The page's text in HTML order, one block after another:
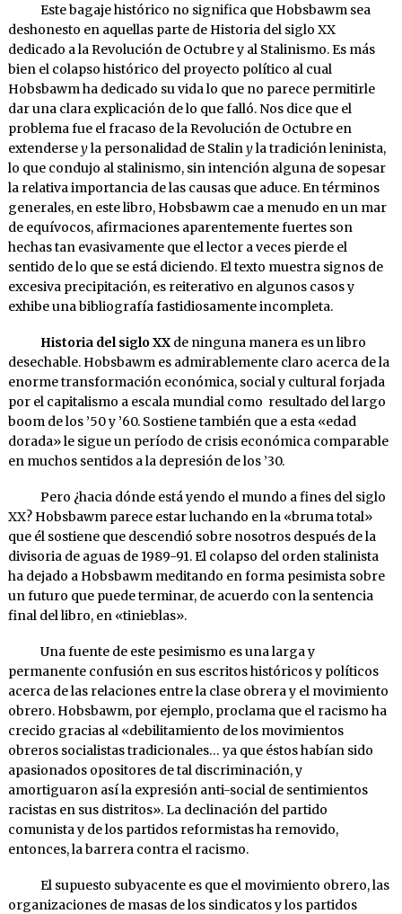
Este bagaje histórico no significa que Hobsbawm sea
deshonesto en aquellas parte de Historia del siglo XX
dedicado a la Revolución de Octubre y al Stalinismo. Es más
bien el colapso histórico del proyecto político al cual
Hobsbawm ha dedicado su vida lo que no parece permitirle
dar una clara explicación de lo que falló. Nos dice que el
problema fue el fracaso de la Revolución de Octubre en
extenderseyla personalidad de Stalinyla tradición leninista,
lo que condujo al stalinismo, sin intención alguna de sopesar
la relativa importancia de las causas que aduce. En términos
generales, en este libro, Hobsbawm cae a menudo en un mar
de equívocos, afirmaciones aparentemente fuertes son
hechas tan evasivamente que el lector a veces pierde el
sentido de lo que se está diciendo. El texto muestra signos de
excesiva precipitación, es reiterativo en algunos casos y
exhibe una bibliografía fastidiosamente incompleta.
Historia del siglo XXde ninguna manera es un libro
desechable. Hobsbawm es admirablemente claro acerca de la
enorme transformación económica, social y cultural forjada
por el capitalismo a escala mundial como resultado del largo
boom de los ’50 y ’60. Sostiene también que a esta «edad
dorada» le sigue un período de crisis económica comparable
en muchos sentidos a la depresión de los ’30.
Pero ¿hacia dónde está yendo el mundo a fines del siglo
XX? Hobsbawm parece estar luchando en la «bruma total»
que él sostiene que descendió sobre nosotros después de la
divisoria de aguas de 1989-91. El colapso del orden stalinista
ha dejado a Hobsbawm meditando en forma pesimista sobre
un futuro que puede terminar, de acuerdo con la sentencia
final del libro, en «tinieblas».
Una fuente de este pesimismo es una larga y
permanente confusión en sus escritos históricos y políticos
acerca de las relaciones entre la clase obrera y el movimiento
obrero. Hobsbawm, por ejemplo, proclama que el racismo ha
crecido gracias al «debilitamiento de los movimientos
obreros socialistas tradicionales… ya que éstos habían sido
apasionados opositores de tal discriminación, y
amortiguaron así la expresión anti-social de sentimientos
racistas en sus distritos». La declinación del partido
comunista y de los partidos reformistas ha removido,
entonces, la barrera contra el racismo.
El supuesto subyacente es que el movimiento obrero, las
organizaciones de masas de los sindicatos y los partidos